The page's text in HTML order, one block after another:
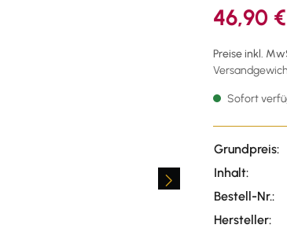
46,90 €
Preise inkl.
Sofort
Grundpreis:
Inhalt:
Bestell-Nr.:
Hersteller: